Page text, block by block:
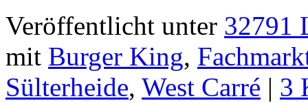
Veröffentlicht unter 32791
mit Burger King,
Sülterheide, West Carré | 3